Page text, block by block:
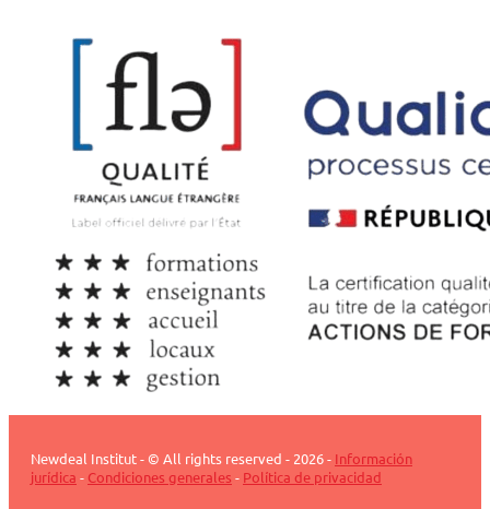
Newdeal Institut - © All rights reserved - 2026 - Información
jurídica - Condiciones generales - Política de privacidad